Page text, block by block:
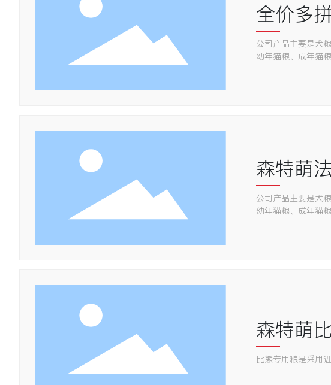
全价多
公司产品主要是犬
幼年猫粮、成年猫粮
森特萌
公司产品主要是犬
幼年猫粮、成年猫粮
森特萌
比熊专用粮是采用